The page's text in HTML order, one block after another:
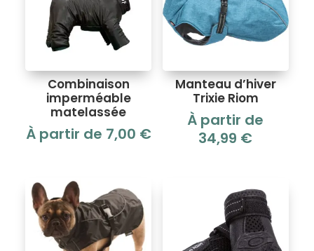
Combinaison
imperméable
matelassée
À partir de 7,00 €
Manteau d’hiver
Trixie Riom
À partir de
34,99 €